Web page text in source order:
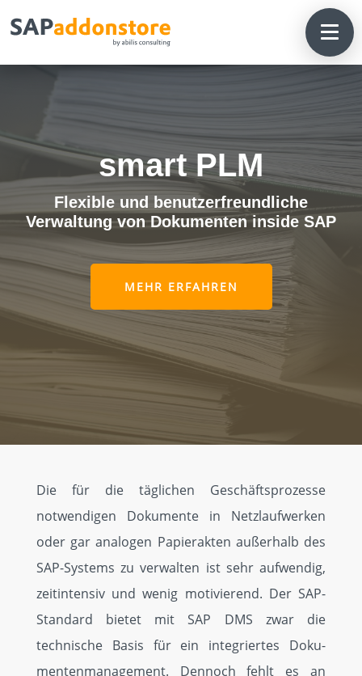
Home
Top
10
AddOns
Alle
AddOns
SAP
smart PLM
Flexible und benutzerfreundliche
Verwaltung von Dokumenten inside SAP
MEHR ERFAHREN
Die für die täglichen Geschäfts­pro­zes­se
notwendigen Dokumente in Netz­lauf­werken
oder gar analogen Papier­akten außerhalb des
SAP-Systems zu ver­walten ist sehr aufwendig,
zeitinten­siv und wenig motivierend. Der SAP-
Stan­dard bietet mit SAP DMS zwar die
technische Basis für ein integriertes Doku­
mentenmanagement. Dennoch fehlt es an